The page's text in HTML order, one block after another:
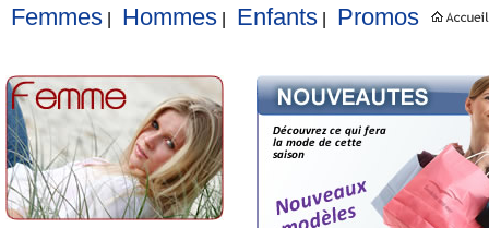
Femmes Hommes Enfants Promos